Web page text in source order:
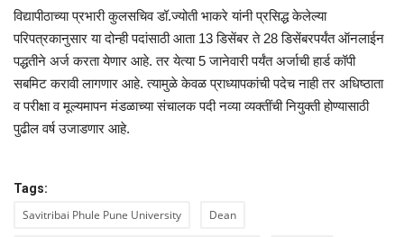
विद्यापीठाच्या प्रभारी कुलसचिव डॉ.ज्योती भाकरे यांनी प्रसिद्ध केलेल्या
परिपत्रकानुसार या दोन्ही पदांसाठी आता 13 डिसेंबर ते 28 डिसेंबरपर्यंत ऑनलाईन
पद्धतीने अर्ज करता येणार आहे. तर येत्या 5 जानेवारी पर्यंत अर्जाची हार्ड कॉपी
सबमिट करावी लागणार आहे. त्यामुळे केवळ प्राध्यापकांची पदेच नाही तर अधिष्ठाता
व परीक्षा व मूल्यमापन मंडळाच्या संचालक पदी नव्या व्यक्तींची नियुक्ती होण्यासाठी
पुढील वर्ष उजाडणार आहे.
Tags:
Savitribai Phule Pune University Dean